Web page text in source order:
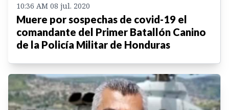
10:36 AM 08 jul. 2020
Muere por sospechas de covid-19 el
comandante del Primer Batallón Canino
de la Policía Militar de Honduras